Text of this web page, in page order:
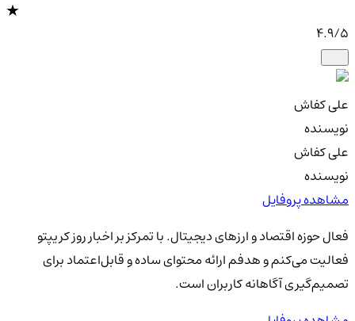
4.9/5
علی کفاش
نویسنده
علی کفاش
نویسنده
مشاهده پروفایل
فعال حوزه اقتصاد و ارزهای دیجیتال. با تمرکز بر اخبار روز کریپتو
فعالیت می‌کنم و هدفم ارائه محتوای ساده و قابل‌اعتماد برای
تصمیم‌گیری آگاهانه کاربران است.